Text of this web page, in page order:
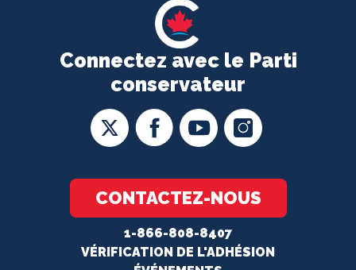
Connectez avec le Parti
conservateur
CONTACTEZ-NOUS
1-866-808-8407
VÉRIFICATION DE L'ADHÉSION